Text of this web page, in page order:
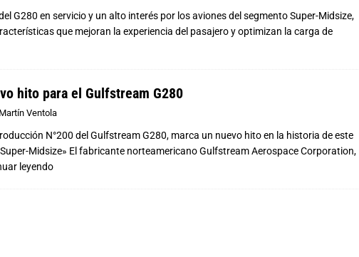
G280 en servicio y un alto interés por los aviones del segmento Super-Midsize,
que mejoran la experiencia del pasajero y optimizan la carga de
hito para el Gulfstream G280
Ventola
N°200 del Gulfstream G280, marca un nuevo hito en la historia de este
Midsize» El fabricante norteamericano Gulfstream Aerospace Corporation,
leyendo